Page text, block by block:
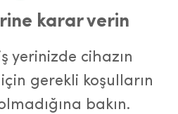
karar verin
yerinizde cihazın
gerekli koşulların
bakın.